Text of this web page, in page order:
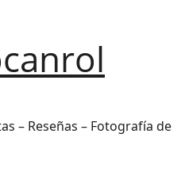
– Reseñas – Fotografía de